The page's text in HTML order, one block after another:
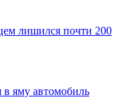
лишился почти 200
яму автомобиль